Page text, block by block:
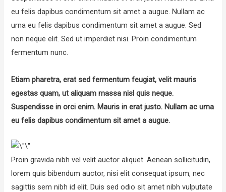
eu felis dapibus condimentum sit amet a augue. Nullam ac
urna eu felis dapibus condimentum sit amet a augue. Sed
non neque elit. Sed ut imperdiet nisi. Proin condimentum
fermentum nunc.
Etiam pharetra, erat sed fermentum feugiat, velit mauris
egestas quam, ut aliquam massa nisl quis neque.
Suspendisse in orci enim. Mauris in erat justo. Nullam ac urna
eu felis dapibus condimentum sit amet a augue.
Proin gravida nibh vel velit auctor aliquet. Aenean sollicitudin,
lorem quis bibendum auctor, nisi elit consequat ipsum, nec
sagittis sem nibh id elit. Duis sed odio sit amet nibh vulputate